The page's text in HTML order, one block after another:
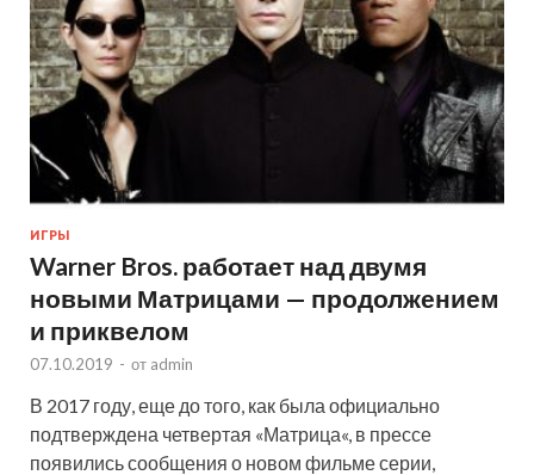
ИГРЫ
Warner Bros. работает над двумя
новыми Матрицами — продолжением
и приквелом
07.10.2019 - от admin
В 2017 году, еще до того, как была официально
подтверждена четвертая «Матрица«, в прессе
появились сообщения о новом фильме серии,